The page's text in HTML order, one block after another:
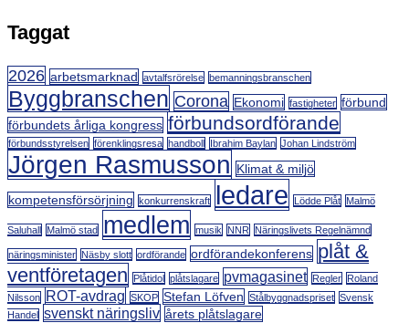
Taggat
2026 arbetsmarknad avtalfsrörelse bemanningsbranschen
Byggbranschen Corona Ekonomi fastigheter förbund
förbundets årliga kongress förbundsordförande
förbundsstyrelsen förenklingsresa handboll Ibrahim Baylan Johan Lindström
Jörgen Rasmusson Klimat & miljö
kompetensförsörjning konkurrenskraft ledare Lödde Plåt Malmö
Saluhall Malmö stad medlem musik NNR Näringslivets Regelnämnd
näringsminister Näsby slott ordförande ordförandekonferens plåt &
ventföretagen
Plåtidol plåtslagare pvmagasinet Regler
Roland
Nilsson ROT-avdrag SKOP Stefan Löfven Stålbyggnadspriset Svensk
Handel
svenskt näringsliv årets plåtslagare